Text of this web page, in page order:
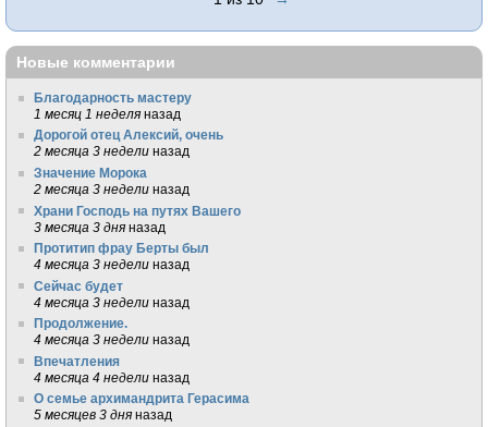
Новые комментарии
Благодарность мастеру
1 месяц 1 неделя назад
Дорогой отец Алексий, очень
2 месяца 3 недели назад
Значение Морока
2 месяца 3 недели назад
Храни Господь на путях Вашего
3 месяца 3 дня назад
Протитип фрау Берты был
4 месяца 3 недели назад
Сейчас будет
4 месяца 3 недели назад
Продолжение.
4 месяца 3 недели назад
Впечатления
4 месяца 4 недели назад
О семье архимандрита Герасима
5 месяцев 3 дня назад